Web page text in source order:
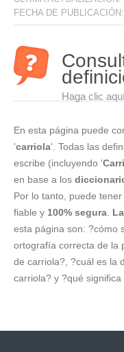
FECHA DE PUBLICACIÓN:
Haga clic
En esta página puede
'carriola'. Todas las
escribe (incluyendo '
en base a los
Por lo tanto, puede
fiable y 100% segura
esta página son: ?cómo
ortografía correcta de la
de carriola?, ?cuál es la
carriola? y ?qué significa